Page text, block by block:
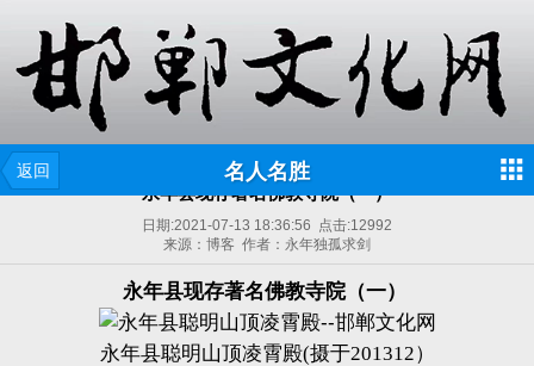
返回 名人名胜
永年县现存著名佛教寺院（一）
日期:2021-07-13 18:36:56 点击:12992
来源：博客 作者：永年独孤求剑
永年县现存著名佛教寺院（一）
永年县聪明山顶凌霄殿(摄于201312）